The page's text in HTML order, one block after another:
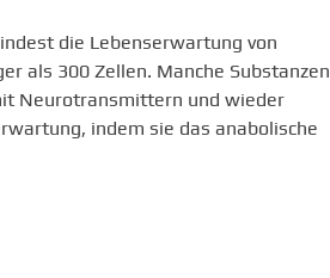
die Lebenserwartung von
als 300 Zellen. Manche Substanzen
Neurotransmittern und wieder
indem sie das anabolische